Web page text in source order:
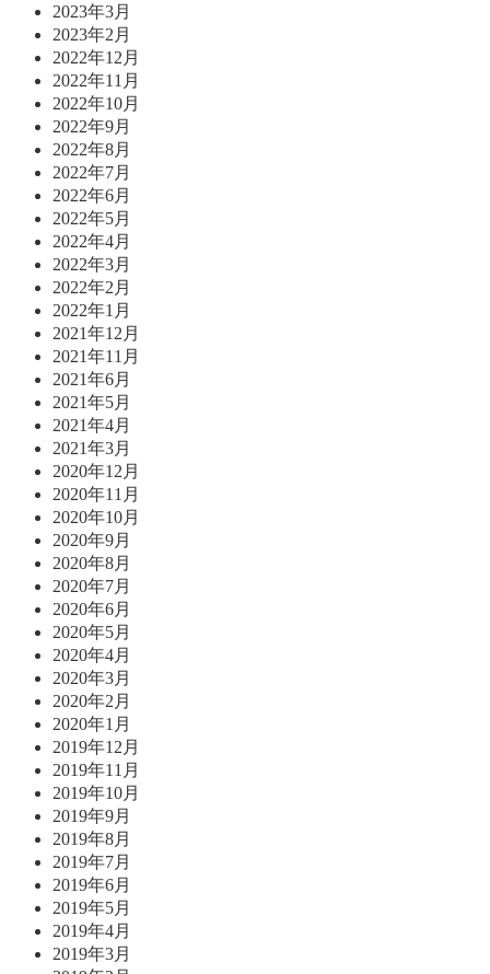
2023年3月
2023年2月
2022年12月
2022年11月
2022年10月
2022年9月
2022年8月
2022年7月
2022年6月
2022年5月
2022年4月
2022年3月
2022年2月
2022年1月
2021年12月
2021年11月
2021年6月
2021年5月
2021年4月
2021年3月
2020年12月
2020年11月
2020年10月
2020年9月
2020年8月
2020年7月
2020年6月
2020年5月
2020年4月
2020年3月
2020年2月
2020年1月
2019年12月
2019年11月
2019年10月
2019年9月
2019年8月
2019年7月
2019年6月
2019年5月
2019年4月
2019年3月